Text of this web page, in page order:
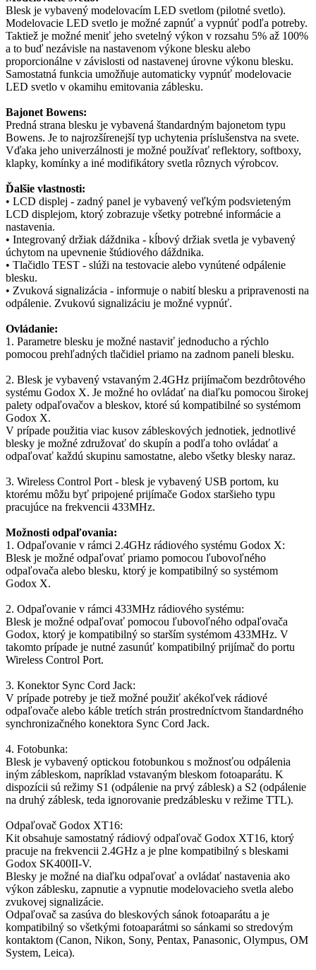
Blesk je vybavený modelovacím LED svetlom (pilotné svetlo).
Modelovacie LED svetlo je možné zapnúť a vypnúť podľa potreby.
Taktiež je možné meniť jeho svetelný výkon v rozsahu 5% až 100%
a to buď nezávisle na nastavenom výkone blesku alebo
proporcionálne v závislosti od nastavenej úrovne výkonu blesku.
Samostatná funkcia umožňuje automaticky vypnúť modelovacie
LED svetlo v okamihu emitovania záblesku.
Bajonet Bowens:
Predná strana blesku je vybavená štandardným bajonetom typu
Bowens. Je to najrozšírenejší typ uchytenia príslušenstva na svete.
Vďaka jeho univerzálnosti je možné používať reflektory, softboxy,
klapky, komínky a iné modifikátory svetla rôznych výrobcov.
Ďalšie vlastnosti:
• LCD displej - zadný panel je vybavený veľkým podsvieteným
LCD displejom, ktorý zobrazuje všetky potrebné informácie a
nastavenia.
• Integrovaný držiak dáždnika - kĺbový držiak svetla je vybavený
úchytom na upevnenie štúdiového dáždnika.
• Tlačidlo TEST - slúži na testovacie alebo vynútené odpálenie
blesku.
• Zvuková signalizácia - informuje o nabití blesku a pripravenosti na
odpálenie. Zvukovú signalizáciu je možné vypnúť.
Ovládanie:
1. Parametre blesku je možné nastaviť jednoducho a rýchlo
pomocou prehľadných tlačidiel priamo na zadnom paneli blesku.
2. Blesk je vybavený vstavaným 2.4GHz prijímačom bezdrôtového
systému Godox X. Je možné ho ovládať na diaľku pomocou širokej
palety odpaľovačov a bleskov, ktoré sú kompatibilné so systémom
Godox X.
V prípade použitia viac kusov zábleskových jednotiek, jednotlivé
blesky je možné združovať do skupín a podľa toho ovládať a
odpaľovať každú skupinu samostatne, alebo všetky blesky naraz.
3. Wireless Control Port - blesk je vybavený USB portom, ku
ktorému môžu byť pripojené prijímače Godox staršieho typu
pracujúce na frekvencii 433MHz.
Možnosti odpaľovania:
1. Odpaľovanie v rámci 2.4GHz rádiového systému Godox X:
Blesk je možné odpaľovať priamo pomocou ľubovoľného
odpaľovača alebo blesku, ktorý je kompatibilný so systémom
Godox X.
2. Odpaľovanie v rámci 433MHz rádiového systému:
Blesk je možné odpaľovať pomocou ľubovoľného odpaľovača
Godox, ktorý je kompatibilný so starším systémom 433MHz. V
takomto prípade je nutné zasunúť kompatibilný prijímač do portu
Wireless Control Port.
3. Konektor Sync Cord Jack:
V prípade potreby je tiež možné použiť akékoľvek rádiové
odpaľovače alebo káble tretích strán prostredníctvom štandardného
synchronizačného konektora Sync Cord Jack.
4. Fotobunka:
Blesk je vybavený optickou fotobunkou s možnosťou odpálenia
iným zábleskom, napríklad vstavaným bleskom fotoaparátu. K
dispozícii sú režimy S1 (odpálenie na prvý záblesk) a S2 (odpálenie
na druhý záblesk, teda ignorovanie predzáblesku v režime TTL).
Odpaľovač Godox XT16:
Kit obsahuje samostatný rádiový odpaľovač Godox XT16, ktorý
pracuje na frekvencii 2.4GHz a je plne kompatibilný s bleskami
Godox SK400II-V.
Blesky je možné na diaľku odpaľovať a ovládať nastavenia ako
výkon záblesku, zapnutie a vypnutie modelovacieho svetla alebo
zvukovej signalizácie.
Odpaľovač sa zasúva do bleskových sánok fotoaparátu a je
kompatibilný so všetkými fotoaparátmi so sánkami so stredovým
kontaktom (Canon, Nikon, Sony, Pentax, Panasonic, Olympus, OM
System, Leica).